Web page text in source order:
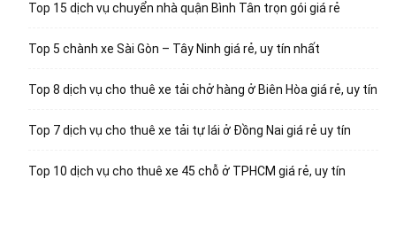
Top 15 dịch vụ chuyển nhà quận Bình Tân trọn gói giá rẻ
Top 5 chành xe Sài Gòn – Tây Ninh giá rẻ, uy tín nhất
Top 8 dịch vụ cho thuê xe tải chở hàng ở Biên Hòa giá rẻ, uy tín
Top 7 dịch vụ cho thuê xe tải tự lái ở Đồng Nai giá rẻ uy tín
Top 10 dịch vụ cho thuê xe 45 chỗ ở TPHCM giá rẻ, uy tín